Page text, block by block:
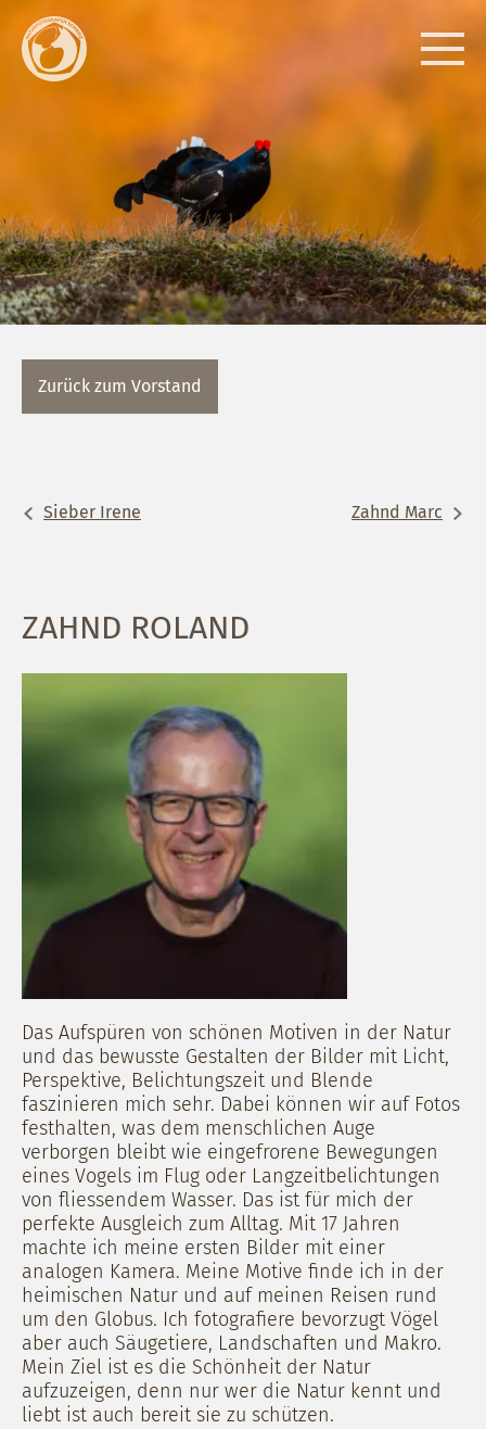
Zurück zum Vorstand
Sieber Irene Zahnd Marc
ZAHND ROLAND
Das Aufspüren von schönen Motiven in der Natur
und das bewusste Gestalten der Bilder mit Licht,
Perspektive, Belichtungszeit und Blende
faszinieren mich sehr. Dabei können wir auf Fotos
festhalten, was dem menschlichen Auge
verborgen bleibt wie eingefrorene Bewegungen
eines Vogels im Flug oder Langzeitbelichtungen
von fliessendem Wasser. Das ist für mich der
perfekte Ausgleich zum Alltag. Mit 17 Jahren
machte ich meine ersten Bilder mit einer
analogen Kamera. Meine Motive finde ich in der
heimischen Natur und auf meinen Reisen rund
um den Globus. Ich fotografiere bevorzugt Vögel
aber auch Säugetiere, Landschaften und Makro.
Mein Ziel ist es die Schönheit der Natur
aufzuzeigen, denn nur wer die Natur kennt und
liebt ist auch bereit sie zu schützen.